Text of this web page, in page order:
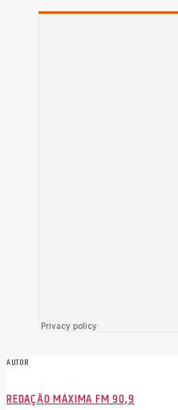
AUTOR
REDAÇÃO MÁXIMA FM 90,9